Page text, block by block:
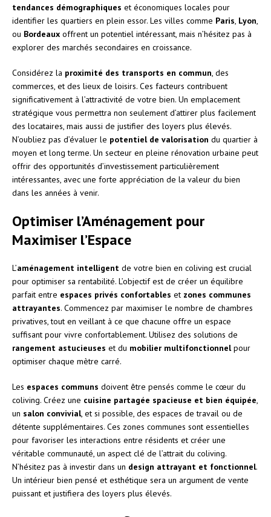
tendances démographiques et économiques locales pour
identifier les quartiers en plein essor. Les villes comme Paris Lyon
ou Bordeaux offrent un potentiel intéressant, mais n’hésitez pas à
explorer des marchés secondaires en croissance.
Considérez la proximité des transports en commun , des
commerces, et des lieux de loisirs. Ces facteurs contribuent
significativement à l’attractivité de votre bien. Un emplacement
stratégique vous permettra non seulement d’attirer plus facilement
des locataires, mais aussi de justifier des loyers plus élevés.
N’oubliez pas d’évaluer le potentiel de valorisation du quartier à
moyen et long terme. Un secteur en pleine rénovation urbaine peut
offrir des opportunités d’investissement particulièrement
intéressantes, avec une forte appréciation de la valeur du bien
dans les années à venir.
Optimiser l’Aménagement pour
Maximiser l’Espace
L’aménagement intelligent de votre bien en coliving est crucial
pour optimiser sa rentabilité. L’objectif est de créer un équilibre
parfait entre espaces privés confortables et zones communes
attrayantes. Commencez par maximiser le nombre de chambres
privatives, tout en veillant à ce que chacune offre un espace
suffisant pour vivre confortablement. Utilisez des solutions de
rangement astucieuses et du mobilier multifonctionnelpour
optimiser chaque mètre carré.
Les espaces communs doivent être pensés comme le cœur du
coliving. Créez une cuisine partagée spacieuse et bien équipée
un salon convivial, et si possible, des espaces de travail ou de
détente supplémentaires. Ces zones communes sont essentielles
pour favoriser les interactions entre résidents et créer une
véritable communauté, un aspect clé de l’attrait du coliving.
N’hésitez pas à investir dans un design attrayant et fonctionnel.
Un intérieur bien pensé et esthétique sera un argument de vente
puissant et justifiera des loyers plus élevés.